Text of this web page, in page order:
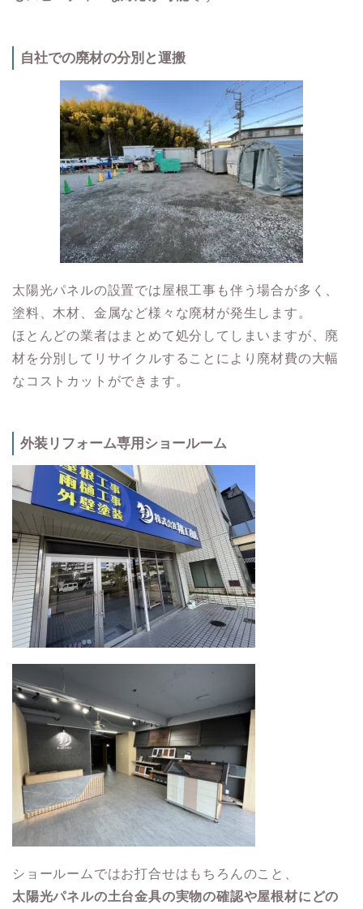
自社での廃材の分別と運搬
太陽光パネルの設置では屋根工事も伴う場合が多く、
塗料、木材、金属など様々な廃材が発生します。
ほとんどの業者はまとめて処分してしまいますが、廃
材を分別してリサイクルすることにより廃材費の大幅
なコストカットができます。
外装リフォーム専用ショールーム
ショールームではお打合せはもちろんのこと、
太陽光パネルの土台金具の実物の確認や屋根材にどの